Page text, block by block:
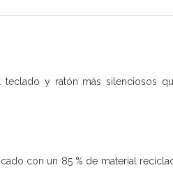
y ratón más silenciosos
con un 85 % de material